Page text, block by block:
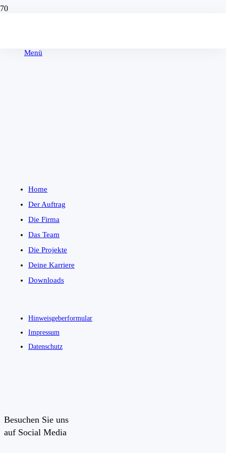
Menü
Home
Der Auftrag
Die Firma
Das Team
Die Projekte
Deine Karriere
Downloads
Hinweisgeberformular
Impressum
Datenschutz
Besuchen Sie uns
auf Social Media